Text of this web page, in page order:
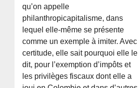
qu’on appelle
philanthropicapitalisme, dans
lequel elle-même se présente
comme un exemple à imiter. Avec
certitude, elle sait pourquoi elle le
dit, pour l’exemption d’impôts et
les privilèges fiscaux dont elle a